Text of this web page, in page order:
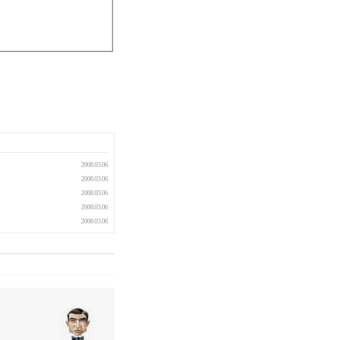
2008.03.06
2008.03.06
2008.03.06
2008.03.06
2008.03.06